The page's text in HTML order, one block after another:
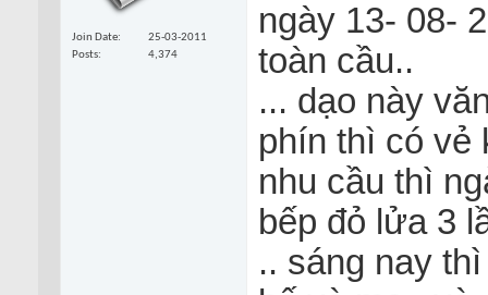
Join Date
25-03-2011
Posts
4,374
ngày 13- 08-
toàn cầu..
... dạo này
phín thì có vẻ
nhu cầu thì
bếp đỏ lửa 3
.. sáng nay